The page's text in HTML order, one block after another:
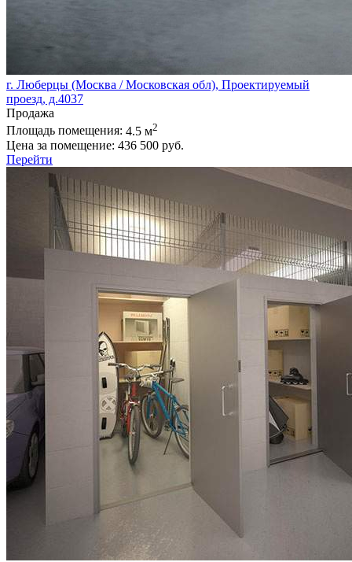
г. Люберцы (Москва / Московская обл), Проектируемый
проезд, д.4037
Продажа
Площадь помещения: 4.5 м2
Цена за помещение: 436 500 руб.
Перейти